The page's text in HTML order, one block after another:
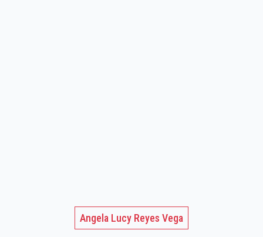
Angela Lucy Reyes Vega